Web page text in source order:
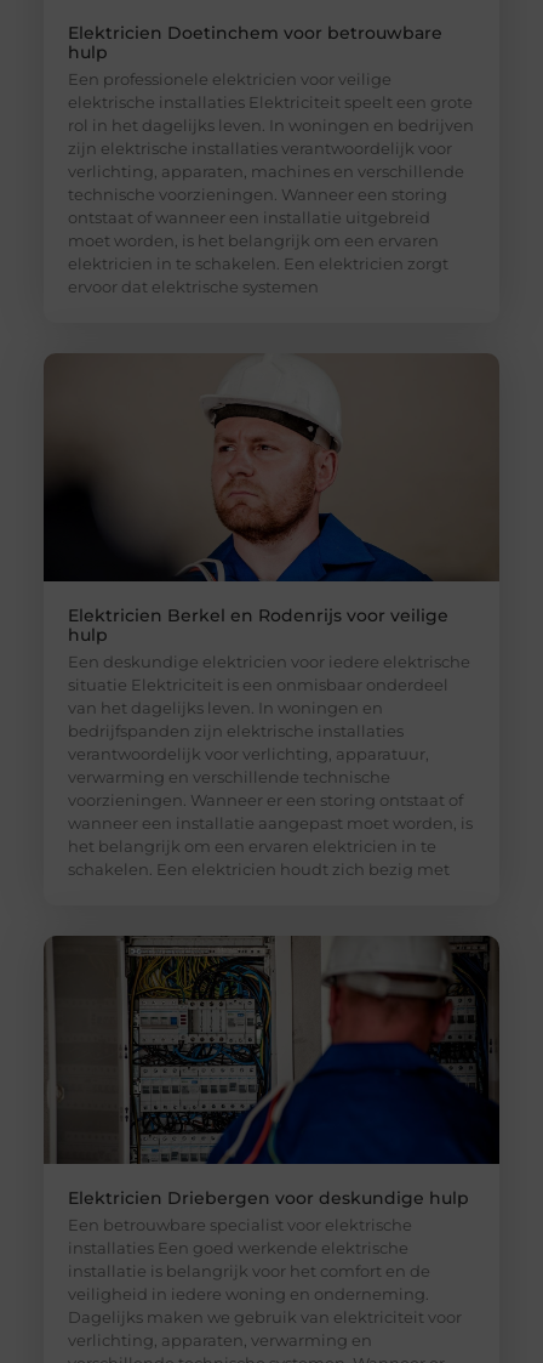
Elektricien Doetinchem voor betrouwbare
hulp
Een professionele elektricien voor veilige
elektrische installaties Elektriciteit speelt een grote
rol in het dagelijks leven. In woningen en bedrijven
zijn elektrische installaties verantwoordelijk voor
verlichting, apparaten, machines en verschillende
technische voorzieningen. Wanneer een storing
ontstaat of wanneer een installatie uitgebreid
moet worden, is het belangrijk om een ervaren
elektricien in te schakelen. Een elektricien zorgt
ervoor dat elektrische systemen
Elektricien Berkel en Rodenrijs voor veilige
hulp
Een deskundige elektricien voor iedere elektrische
situatie Elektriciteit is een onmisbaar onderdeel
van het dagelijks leven. In woningen en
bedrijfspanden zijn elektrische installaties
verantwoordelijk voor verlichting, apparatuur,
verwarming en verschillende technische
voorzieningen. Wanneer er een storing ontstaat of
wanneer een installatie aangepast moet worden, is
het belangrijk om een ervaren elektricien in te
schakelen. Een elektricien houdt zich bezig met
Elektricien Driebergen voor deskundige hulp
Een betrouwbare specialist voor elektrische
installaties Een goed werkende elektrische
installatie is belangrijk voor het comfort en de
veiligheid in iedere woning en onderneming.
Dagelijks maken we gebruik van elektriciteit voor
verlichting, apparaten, verwarming en